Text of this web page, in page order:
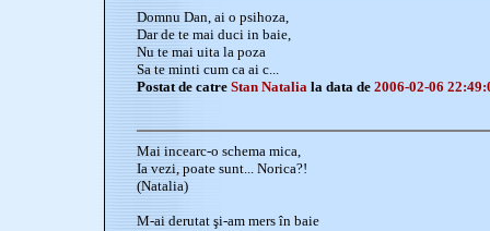
Domnu Dan, ai o psihoza,
Dar de te mai duci in baie,
Nu te mai uita la poza
Sa te minti cum ca ai c...
Postat de catre Stan Natalia la data de 2006-02-06
Mai incearc-o schema mica,
Ia vezi, poate sunt... Norica?!
(Natalia)
M-ai derutat şi-am mers în baie